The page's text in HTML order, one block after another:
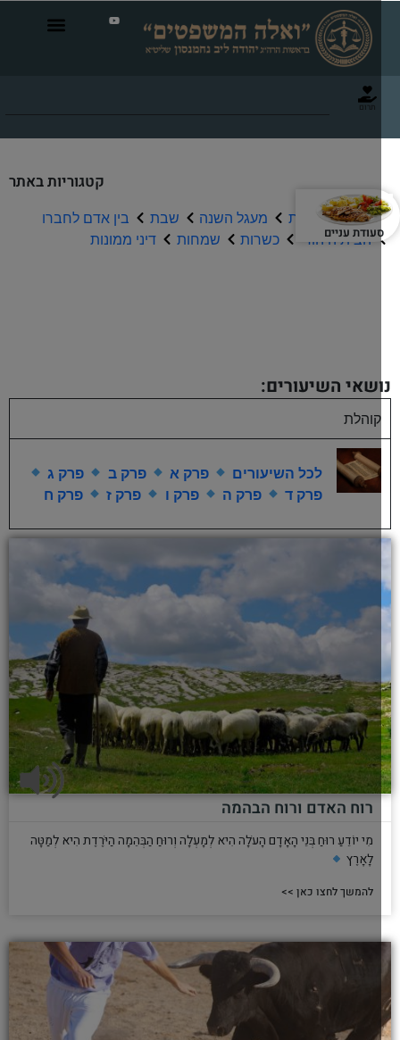
קטגוריות באתר
תפילה וברכות מעגל השנה שבת
בין אדם לחברו
הבית היהודי
כשרות שמחות דיני ממונות
השיעורים:
קוהלת
לכל השיעורים פרק א פרק ב
פרק ג
פרק ד
פרק ה פרק ו פרק ז פרק ח
רוח האדם ורוח הבהמה
מִי יוֹדֵעַ רוּחַ בְּנֵי הָאָדָם הָעֹלָה הִיא לְמָעְלָה וְרוּחַ הַבְּהֵמָה הַיֹּרֶדֶת הִיא לְמַטָּה
לָאָרֶץ
להמשך לחצו כאן >>
עניים